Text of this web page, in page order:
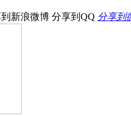
新浪微博 分享到QQ 分享到